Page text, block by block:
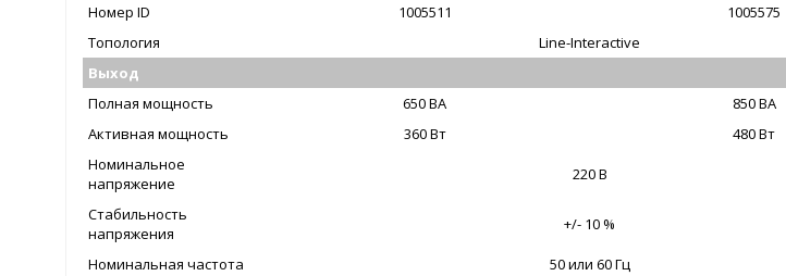
Номер ID
1005511
1005575
Топология
Line-Interactive
Выход
Полная мощность
650 ВА
850 ВА
Активная мощность
360 Вт
480 Вт
Номинальное
напряжение
220 В
Стабильность
напряжения
+/- 10 %
Номинальная частота
50 или 60 Гц